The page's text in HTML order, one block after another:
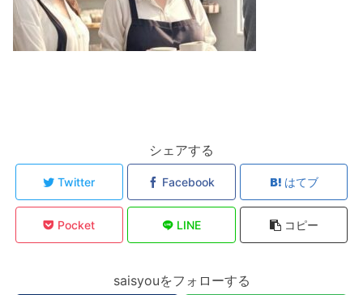
シェアする
Twitter Facebook はてブ
Pocket LINE コピー
saisyouをフォローする